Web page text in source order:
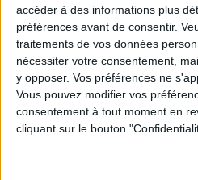
accéder à des informations plus
préférences avant de consentir.
traitements de vos données
nécessiter votre consentement,
y opposer. Vos préférences ne
Vous pouvez modifier vos
consentement à tout moment en
cliquant sur le bouton
https://business.lesechos.fr/
immatriculation-des-
unique-en-2023-345160.php